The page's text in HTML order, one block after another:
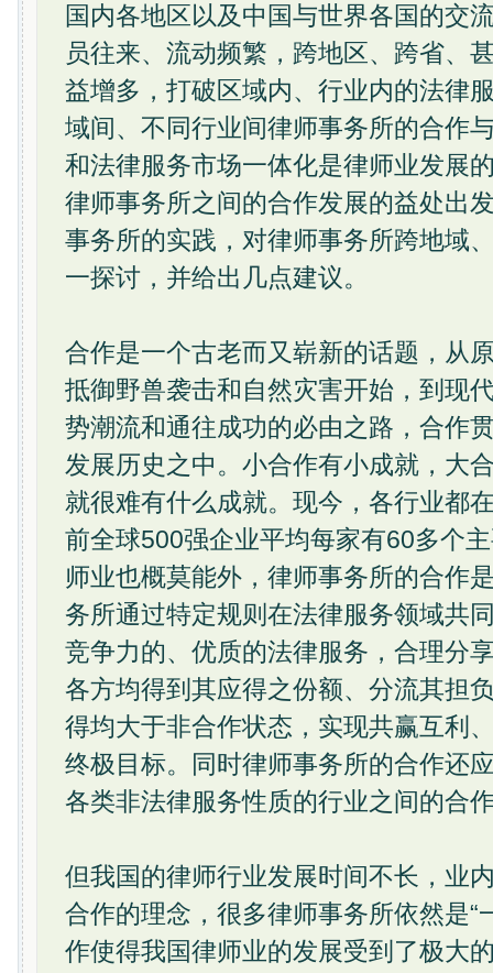
国内各地区以及中国与世界各国的交
员往来、流动频繁，跨地区、跨省、
益增多，打破区域内、行业内的法律
域间、不同行业间律师事务所的合作
和法律服务市场一体化是律师业发展
律师事务所之间的合作发展的益处出
事务所的实践，对律师事务所跨地域
一探讨，并给出几点建议。
合作是一个古老而又崭新的话题，从
抵御野兽袭击和自然灾害开始，到现
势潮流和通往成功的必由之路，合作
发展历史之中。小合作有小成就，大
就很难有什么成就。现今，各行业都
前全球500强企业平均每家有60多个
师业也概莫能外，律师事务所的合作
务所通过特定规则在法律服务领域共
竞争力的、优质的法律服务，合理分
各方均得到其应得之份额、分流其担
得均大于非合作状态，实现共赢互利
终极目标。同时律师事务所的合作还
各类非法律服务性质的行业之间的合
但我国的律师行业发展时间不长，业
合作的理念，很多律师事务所依然是“
作使得我国律师业的发展受到了极大